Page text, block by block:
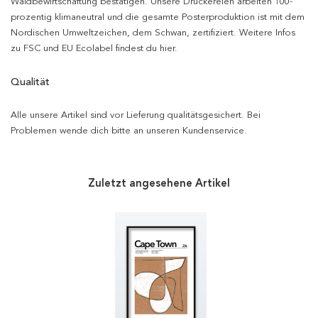
prozentig klimaneutral und die gesamte Posterproduktion ist mit dem
Nordischen Umweltzeichen, dem Schwan, zertifiziert. Weitere Infos
zu FSC und EU Ecolabel findest du hier.
Qualität
Alle unsere Artikel sind vor Lieferung qualitätsgesichert. Bei
Problemen wende dich bitte an unseren Kundenservice.
Zuletzt angesehene Artikel